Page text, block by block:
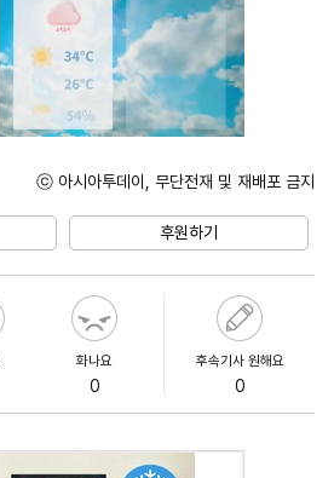
ⓒ 아시아투데이, 무단전재 및 재배포 금지
후원하기
화나요
0
후속기사 원해요
0